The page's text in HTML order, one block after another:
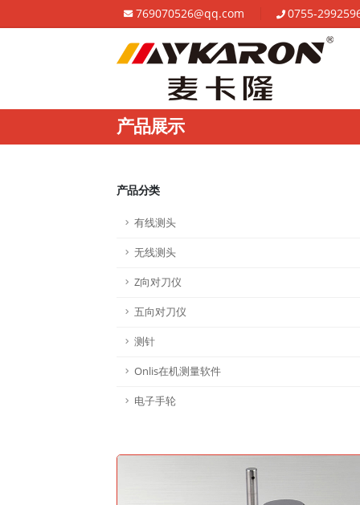
769070526@qq.com 0755-
产品展示
产品分类
有线测头
无线测头
Z向对刀仪
五向对刀仪
测针
Onlis在机测量软件
电子手轮